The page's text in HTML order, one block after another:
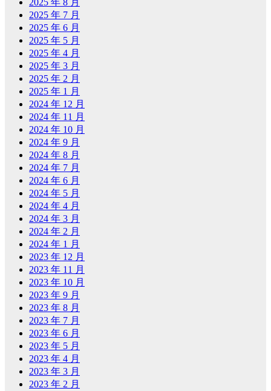
2025 年 8 月
2025 年 7 月
2025 年 6 月
2025 年 5 月
2025 年 4 月
2025 年 3 月
2025 年 2 月
2025 年 1 月
2024 年 12 月
2024 年 11 月
2024 年 10 月
2024 年 9 月
2024 年 8 月
2024 年 7 月
2024 年 6 月
2024 年 5 月
2024 年 4 月
2024 年 3 月
2024 年 2 月
2024 年 1 月
2023 年 12 月
2023 年 11 月
2023 年 10 月
2023 年 9 月
2023 年 8 月
2023 年 7 月
2023 年 6 月
2023 年 5 月
2023 年 4 月
2023 年 3 月
2023 年 2 月